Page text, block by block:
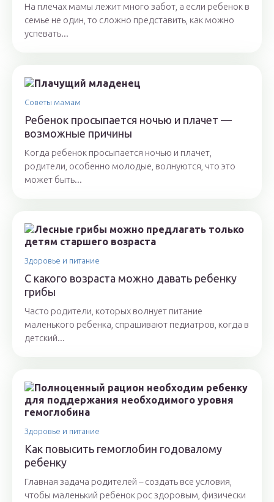
На плечах мамы лежит много забот, а если ребенок в
семье не один, то сложно представить, как можно
успевать...
Советы мамам
Ребенок просыпается ночью и плачет —
возможные причины
Когда ребенок просыпается ночью и плачет,
родители, особенно молодые, волнуются, что это
может быть...
Здоровье и питание
С какого возраста можно давать ребенку
грибы
Часто родители, которых волнует питание
маленького ребенка, спрашивают педиатров, когда в
детский...
Здоровье и питание
Как повысить гемоглобин годовалому
ребенку
Главная задача родителей – создать все условия,
чтобы маленький ребенок рос здоровым, физически